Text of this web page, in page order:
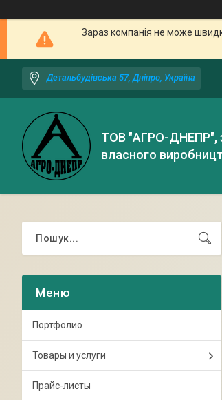
Зараз компанія не може
Детальбудівська 57, Дніпро, Україна
ТОВ "АГРО-ДНЕПР",
власного
Портфолио
Товары и услуги
Прайс-листы